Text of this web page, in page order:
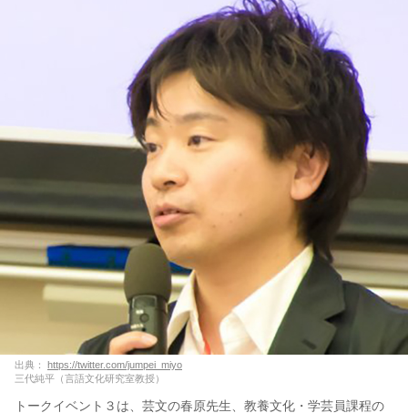
出典：
https://twitter.com/jumpei_miyo
三代純平（言語文化研究室教授）
トークイベント３は、芸文の春原先生、教養文化・学芸員課程の